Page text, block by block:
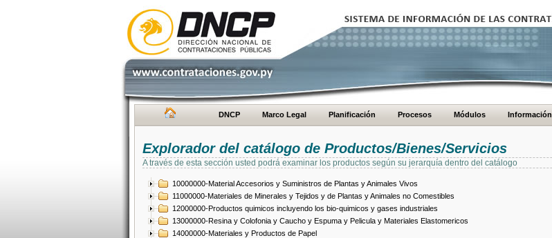
DNCP Marco Legal Planificación Procesos Módulos Información
Explorador del catálogo de Productos/Bienes/Servicios
A través de esta sección usted podrá examinar los productos según su jerarquía dentro del catálogo
10000000-Material Accesorios y Suministros de Plantas y Animales Vivos
11000000-Materiales de Minerales y Tejidos y de Plantas y Animales no Comestibles
12000000-Productos quimicos incluyendo los bio-quimicos y gases industriales
13000000-Resina y Colofonia y Caucho y Espuma y Pelicula y Materiales Elastomericos
14000000-Materiales y Productos de Papel